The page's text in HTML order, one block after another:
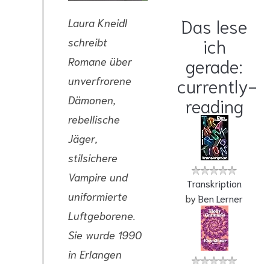
Laura Kneidl
schreibt
Romane über
unverfrorene
Dämonen,
rebellische
Jäger,
stilsichere
Vampire und
uniformierte
Luftgeborene.
Sie wurde 1990
in Erlangen
Das lese
ich
gerade:
currently-
reading
Transkription
byBen Lerner